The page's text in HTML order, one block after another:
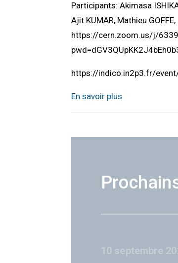
Participants: Akimasa
Ajit KUMAR, Mathieu
https://cern.zoom.us/j/
https://indico.in2p3.fr/
En savoir plus
10 septembre